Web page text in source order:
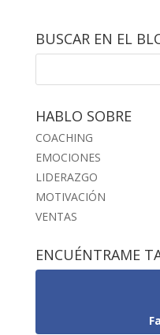
BUSCAR EN EL
HABLO SOBRE
COACHING
EMOCIONES
LIDERAZGO
MOTIVACIÓN
VENTAS
ENCUÉNTRAME